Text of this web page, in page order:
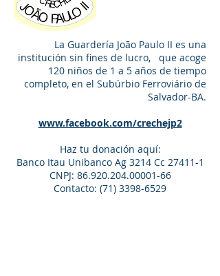
La Guardería João Paulo II es una
institución sin fines de lucro, que acoge
120 niños de 1 a 5 años de tiempo
completo, en el Subúrbio Ferroviário de
Salvador-BA.
www.facebook.com/crechejp2
Haz tu donación aquí:
Banco Itau Unibanco Ag 3214 Cc 27411-1
CNPJ: 86.920.204.00001-66
Contacto: (71) 3398-6529